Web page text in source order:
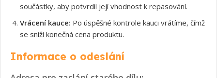
součástky, aby potvrdil její vhodnost k repasování.
Vrácení kauce: Po úspěšné kontrole kauci vrátíme, čímž
se sníží konečná cena produktu.
Informace o odeslání